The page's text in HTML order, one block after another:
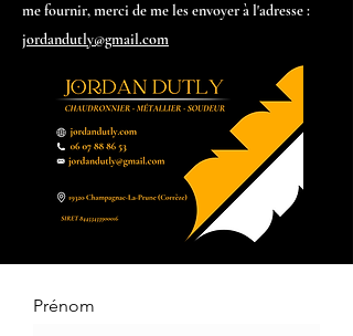
me fournir, merci de me les envoyer à l'adresse :
jordandutly@gmail.com
Prénom